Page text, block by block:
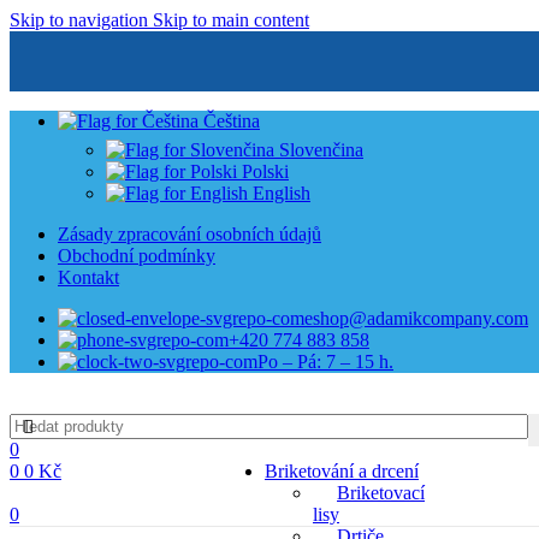
Skip to navigation Skip to main content
Čeština
Slovenčina
Polski
English
Zásady zpracování osobních údajů
Obchodní podmínky
Kontakt
eshop@adamikcompany.com
+420 774 883 858
Po – Pá: 7 – 15 h.
Briketování a drcení
Briketovací
lisy
0
0 0 Kč
0